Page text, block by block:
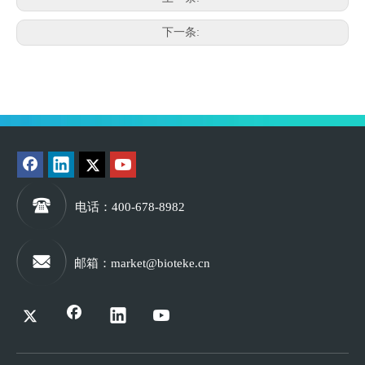
下一条:
电话 ：400-678-8982
邮箱 ： market@bioteke.cn